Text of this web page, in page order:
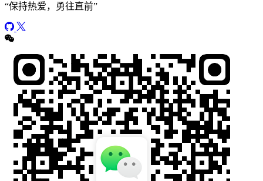
“保持热爱，勇往直前”